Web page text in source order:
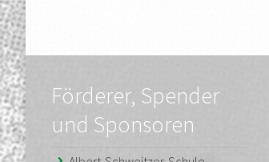
Förderer, Spender
und Sponsoren